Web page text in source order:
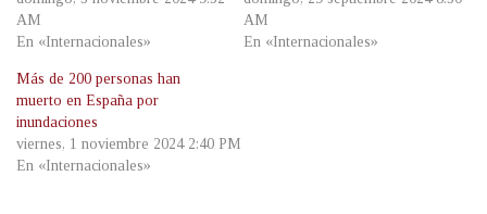
AM
En «Internacionales»
AM
En «Internacionales»
Más de 200 personas han
muerto en España por
inundaciones
viernes, 1 noviembre 2024 2:40 PM
En «Internacionales»